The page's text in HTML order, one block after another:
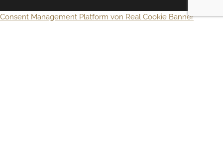
Consent Management Platform von Real Cookie Banner